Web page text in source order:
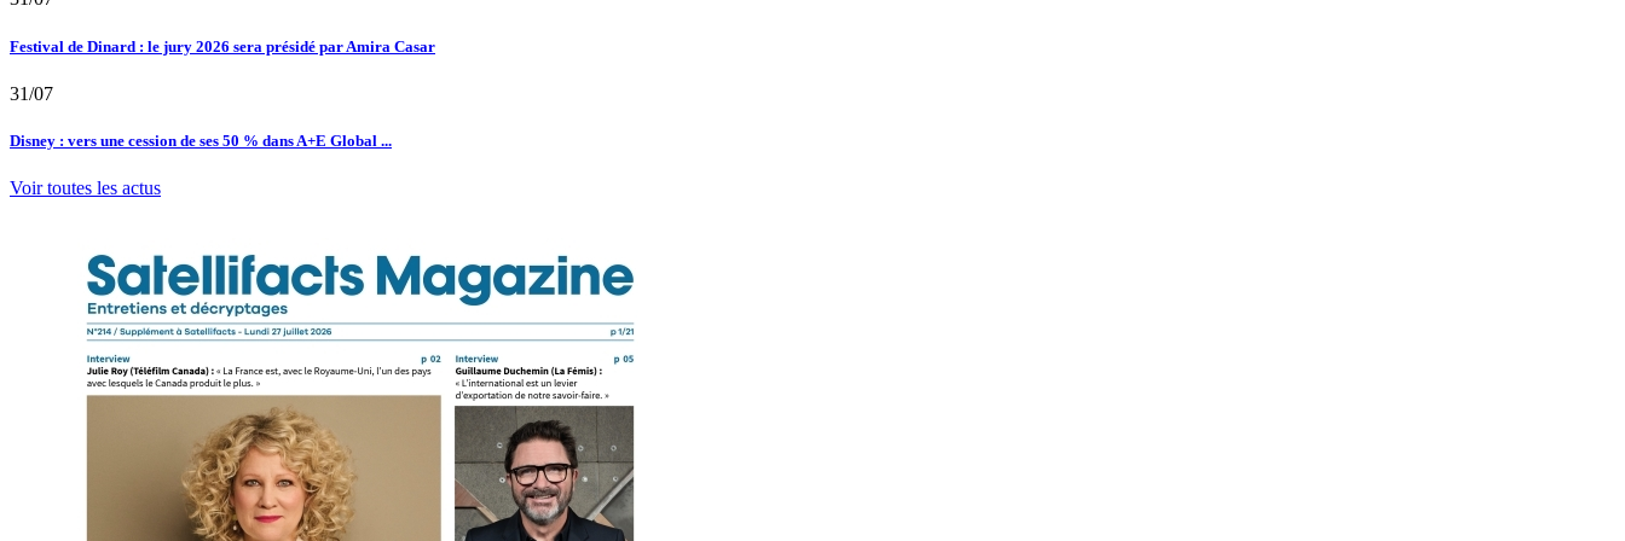
Festival de Dinard : le jury 2026 sera présidé par Amira Casar
31/07
Disney : vers une cession de ses 50 % dans A+E Global ...
Voir toutes les actus